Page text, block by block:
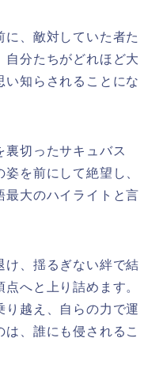
に、敵対していた者た
自分たちがどれほど大
い知らされることにな
切ったサキュバス
を前にして絶望し、
最大のハイライトと言
け、揺るぎない絆で結
へと上り詰めます。
り越え、自らの力で運
、誰にも侵されるこ